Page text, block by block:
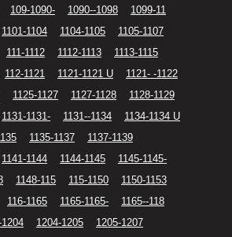
109-1090- 1090--1098
1099-11
1101-1104 1104-1105
1105-1107
111-1112 1112-1113
1113-1115
112-1121 1121-1121 U
1121- -1122
1125-1127 1127-1128
1128-1129
1131-1131- 1131--1134
1134-1134 U
1135-1137
1137-1139
1141-1144 1144-1145
1145-1145-
1148-115 115-1150
1150-1153
116-1165 1165-1165-
1165--118
1204 1204-1205
1205-1207